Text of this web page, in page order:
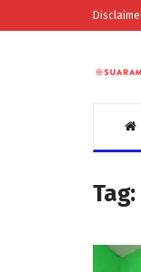
Tag: